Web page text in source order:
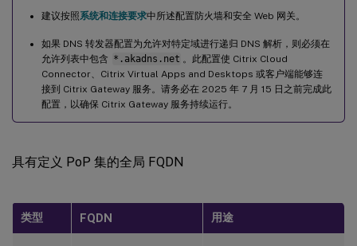
建议按照系统和连接要求中所述配置防火墙和安全 Web 网关。
如果 DNS 转发器配置为允许对特定域进行递归 DNS 解析，则必须在
允许列表中包含 *.akadns.net 。此配置使 Citrix Cloud
Connector、Citrix Virtual Apps and Desktops 或客户端能够连
接到 Citrix Gateway 服务。请务必在 2025 年 7 月 15 日之前完成此
配置，以确保 Citrix Gateway 服务持续运行。
具有定义 PoP 集的全局 FQDN
类型 FQDN 用途